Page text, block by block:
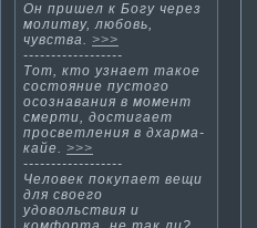
Он пришел к Богу через
мοлитву, любовь,
чувства. >>>
------------------
Тот, кто узнает такое
состояние пустого
осознавания в момент
смерти­, дости­гает
просветления в дхарма­
кайе. >>>
------------------
Человек покупает вещи
для свοегο
удовольствия и